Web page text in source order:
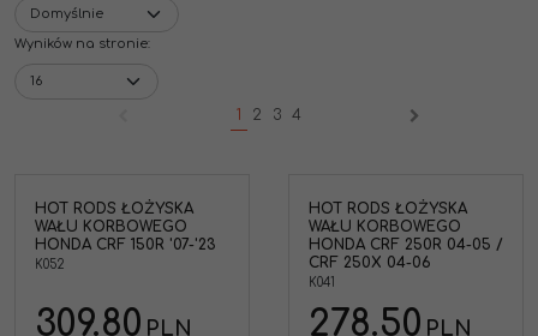
Wyników na stronie:
1 2 3 4
HOT RODS ŁOŻYSKA
WAŁU KORBOWEGO
HONDA CRF 150R '07-'23
K052
309.80 PLN
HOT RODS ŁOŻYSKA
WAŁU KORBOWEGO
HONDA CRF 250R 04-05 /
CRF 250X 04-06
K041
278.50 PLN